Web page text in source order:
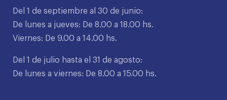
Del 1 de septiembre al 30 de junio:
De lunes a jueves: De 8.00 a 18.00 hs.
Viernes: De 9.00 a 14.00 hs.
Del 1 de julio hasta el 31 de agosto:
De lunes a viernes: De 8.00 a 15.00 hs.